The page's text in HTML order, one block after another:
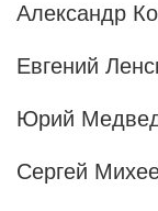
Александр
Евгений
Юрий
Сергей